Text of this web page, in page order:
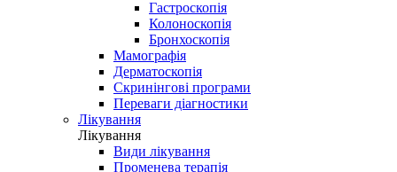
Гастроскопія
Колоноскопія
Бронхоскопія
Мамографія
Дерматоскопія
Скринінгові програми
Переваги діагностики
Лікування
Лікування
Види лікування
Променева терапія